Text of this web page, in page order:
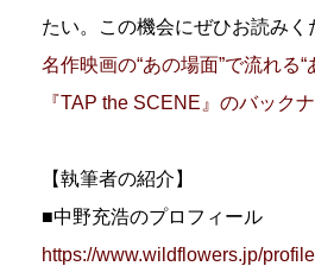
たい。この機会にぜひお読みく
名作映画の“あの場面”で流れる“
『TAP the SCENE』のバック
【執筆者の紹介】
■中野充浩のプロフィール
https://www.wildflowers.jp/